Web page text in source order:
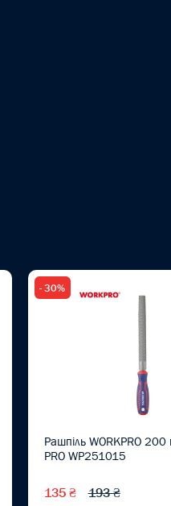
- 30%
Рашпіль WORKPRO
PRO WP251015
135 ₴ 193 ₴